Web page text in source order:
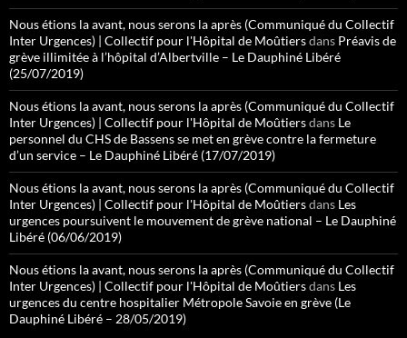
Nous étions la avant, nous serons la après (Communiqué du Collectif
Inter Urgences) | Collectif pour l'Hôpital de Moûtiersdans Préavis de
grève illimitée à l’hôpital d’Albertville – Le Dauphiné Libéré
(25/07/2019)
Nous étions la avant, nous serons la après (Communiqué du Collectif
Inter Urgences) | Collectif pour l'Hôpital de Moûtiersdans Le
personnel du CHS de Bassens se met en grève contre la fermeture
d’un service – Le Dauphiné Libéré (17/07/2019)
Nous étions la avant, nous serons la après (Communiqué du Collectif
Inter Urgences) | Collectif pour l'Hôpital de Moûtiersdans Les
urgences poursuivent le mouvement de grève national – Le Dauphiné
Libéré (06/06/2019)
Nous étions la avant, nous serons la après (Communiqué du Collectif
Inter Urgences) | Collectif pour l'Hôpital de Moûtiersdans Les
urgences du centre hospitalier Métropole Savoie en grève (Le
Dauphiné Libéré – 28/05/2019)